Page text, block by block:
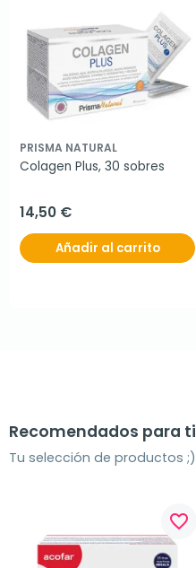
PRISMA NATURAL
Colagen Plus, 30 sobres
14,50 €
Añadir al carrito
Recomendados para ti
Tu selección de productos ;)
favorite_border